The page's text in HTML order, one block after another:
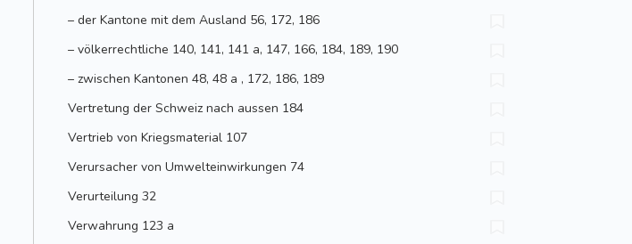
– der Kantone mit dem Ausland 56, 172, 186
– völkerrechtliche 140, 141, 141 a, 147, 166, 184, 189, 190
– zwischen Kantonen 48, 48 a , 172, 186, 189
Vertretung der Schweiz nach aussen 184
Vertrieb von Kriegsmaterial 107
Verursacher von Umwelteinwirkungen 74
Verurteilung 32
Verwahrung 123 a